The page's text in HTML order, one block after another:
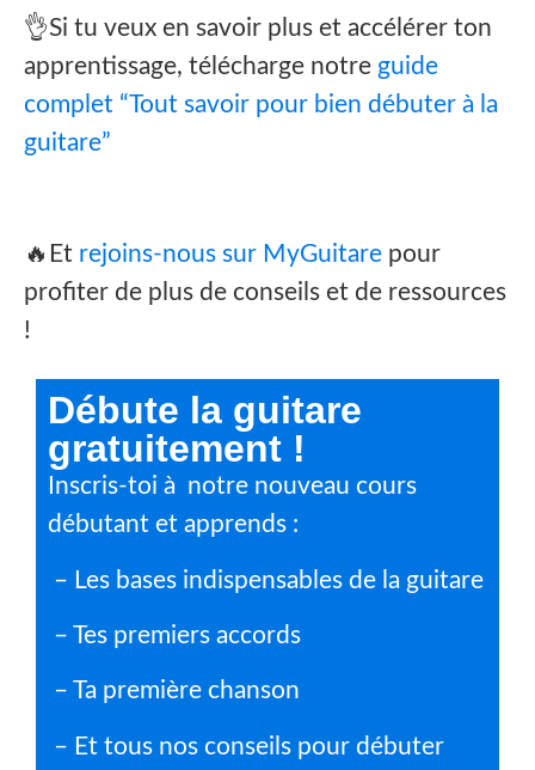
👌Si tu veux en savoir plus et accélérer ton
apprentissage, télécharge notre guide
complet “Tout savoir pour bien débuter à la
guitare”
🔥Et rejoins-nous sur MyGuitare pour
profiter de plus de conseils et de ressources
!
Débute la guitare
gratuitement !
Inscris-toi à notre nouveau cours
débutant et apprends :
– Les bases indispensables de la guitare
– Tes premiers accords
– Ta première chanson
– Et tous nos conseils pour débuter